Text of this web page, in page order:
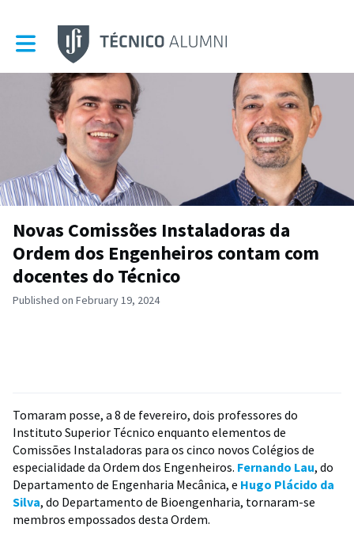
Toggle main navigation
Novas Comissões Instaladoras da
Ordem dos Engenheiros contam com
docentes do Técnico
Published on February 19, 2024
Tomaram posse, a 8 de fevereiro, dois professores do
Instituto Superior Técnico enquanto elementos de
Comissões Instaladoras para os cinco novos Colégios de
especialidade da Ordem dos Engenheiros. Fernando Lau, do
Departamento de Engenharia Mecânica, e Hugo Plácido da
Silva, do Departamento de Bioengenharia, tornaram-se
membros empossados desta Ordem.